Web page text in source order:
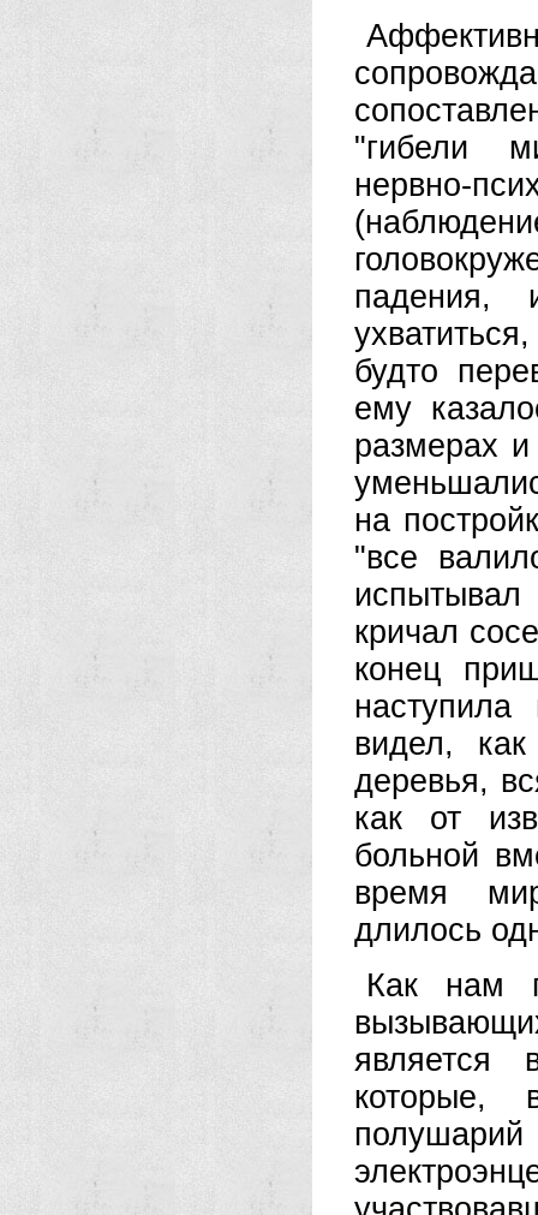
"гибели
нервно-
падения,
будто
ему
размерах и
на
"все
кричал
конец
видел,
деревья,
как от
больной
время
длилось
Как нам
является
которые,